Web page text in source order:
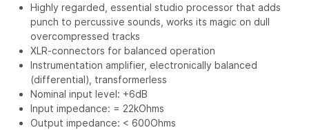
Highly regarded, essential studio processor that adds
punch to percussive sounds, works its magic on dull
overcompressed tracks
XLR-connectors for balanced operation
Instrumentation amplifier, electronically balanced
(differential), transformerless
Nominal input level: +6dB
Input impedance: = 22kOhms
Output impedance: < 600Ohms